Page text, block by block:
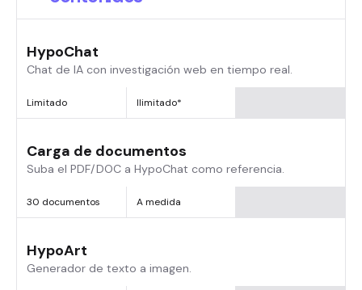
HypoChat
Chat de IA con investigación web en tiempo real.
Limitado Ilimitado*
Carga de documentos
Suba el PDF/DOC a HypoChat como referencia.
30 documentos A medida
HypoArt
Generador de texto a imagen.